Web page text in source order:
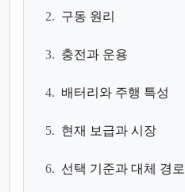
2. 구동 원리
3. 충전과 운용
4. 배터리와 주행 특성
5. 현재 보급과 시장
6. 선택 기준과 대체 경로